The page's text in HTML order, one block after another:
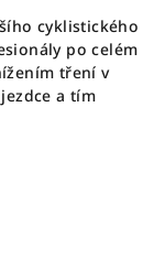
cyklistického
po celém
tření v
a tím